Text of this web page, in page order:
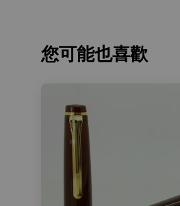
您可能也喜歡